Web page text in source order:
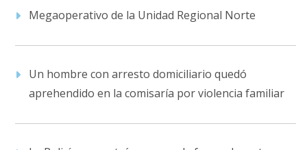
Megaoperativo de la Unidad Regional Norte
Un hombre con arresto domiciliario quedó
aprehendido en la comisaría por violencia familiar